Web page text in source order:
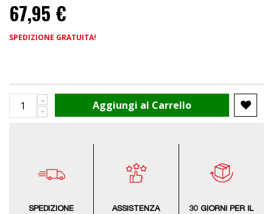
67,95 €
SPEDIZIONE GRATUITA!
Aggiungi al Carrello
SPEDIZIONE
ASSISTENZA
30 GIORNI PER IL